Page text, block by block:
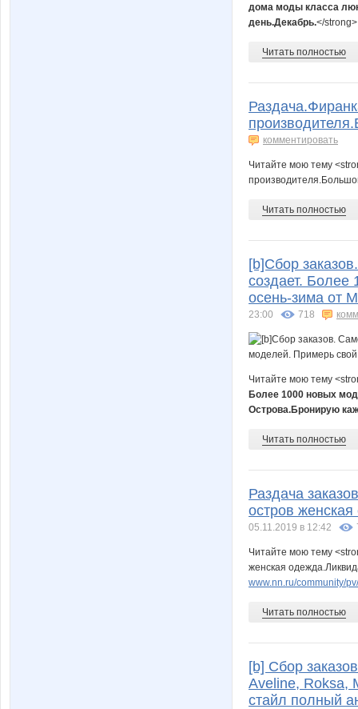
дома моды класса
день.Декабрь.</
Читать полностью
комментировать
Читайте мою тему
Читать полностью
[b]Сбор
создает. Более
осень-зима от
23:00 718
Читайте мою тему
Более 1000 новых
Острова.Бронирую
Читать полностью
Раздача
остров
05.11.2019 в 12:42
Читайте мою тему
женская
www.nn.ru/community/
Читать полностью
[b] Сбор
Aveline, Roksa,
стайл полный